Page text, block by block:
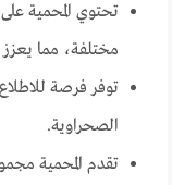
تحتوي المحمية
مختلفة، مما يعزز
توفر فرصة للاطلاع
الصحراوية.
تقدم المحمية